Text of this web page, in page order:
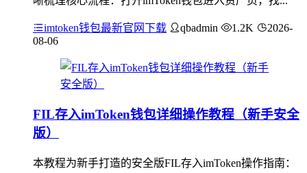
imtoken钱包最新官网下载 qbadmin 1.2K
2026-
08-06
FIL存入imToken钱包详细操作教程（新手安全
版）
本教程为新手打造的安全版FIL存入imToken操作指南：